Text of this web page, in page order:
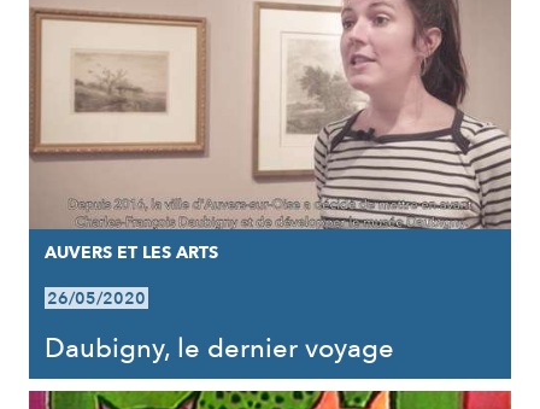
AUVERS ET LES ARTS
26/05/2020
Daubigny, le dernier voyage